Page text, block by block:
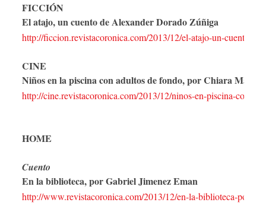
FICCIÓN
El atajo, un cuento de Alexander Dorado Zúñiga
http://ficcion.revistacoronica.com/2013/12/el-atajo-un-cuento-
CINE
Niños en la piscina con adultos de fondo, por Chiara
http://cine.revistacoronica.com/2013/12/ninos-en-piscina-con-
HOME
Cuento
En la biblioteca, por Gabriel Jimenez Eman
http://www.revistacoronica.com/2013/12/en-la-biblioteca-por-